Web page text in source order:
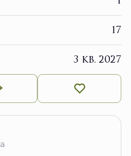
17
3 кв. 2027